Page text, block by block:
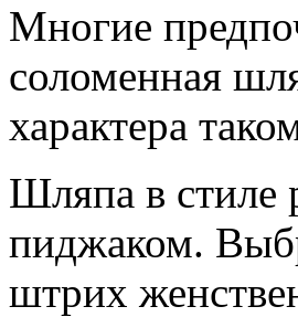
Многие
соломенная
характера
Шляпа в стиле
пиджаком.
штрих